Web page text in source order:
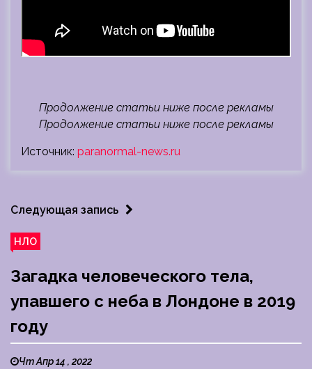
Продолжение статьи ниже после рекламы
Продолжение статьи ниже после рекламы
Источник: paranormal-news.ru
Следующая запись
НЛО
Загадка человеческого тела,
упавшего с неба в Лондоне в 2019
году
Чт Апр 14 , 2022